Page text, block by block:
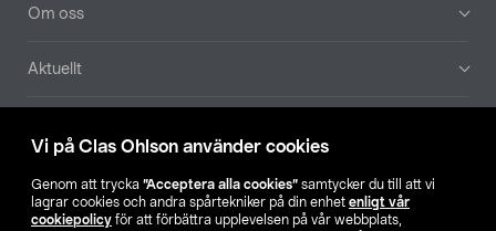
Vi på Clas Ohlson använder cookies
Genom att trycka ”Acceptera alla cookies” samtycker du till att vi
lagrar cookies och andra spårtekniker på din enhet enligt vår
cookiepolicy för att förbättra upplevelsen på vår webbplats,
Om oss
Aktuellt
Hitta butik